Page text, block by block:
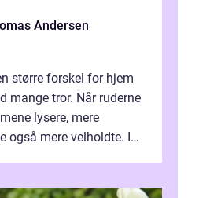
Andersen
større forskel for hjem
mange tror. Når ruderne
lysere, mere
også mere velholdte. I